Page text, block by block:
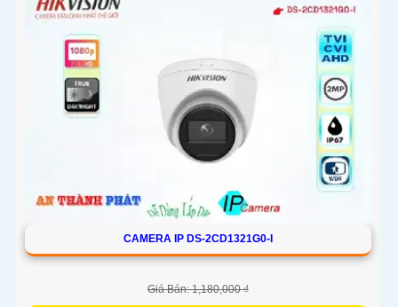
CAMERA IP DS-2CD1321G0-I
Giá Bán: 1,180,000 ₫